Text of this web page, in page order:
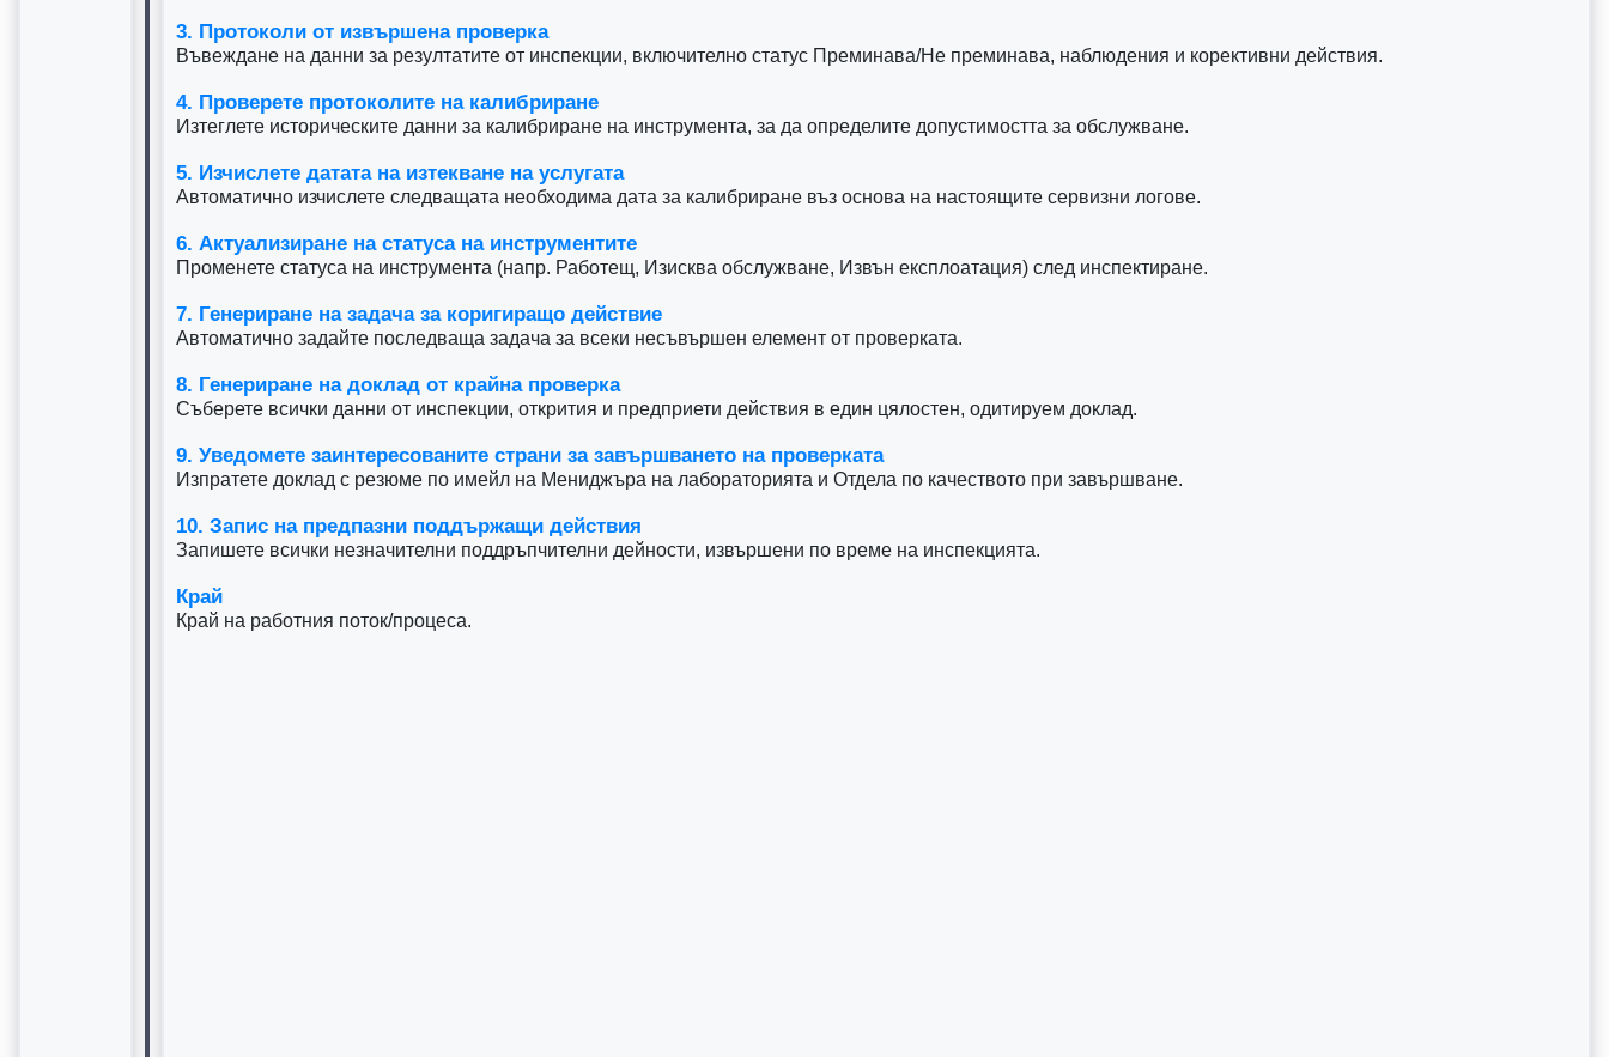
3. Протоколи от извършена проверка
Въвеждане на данни за резултатите от инспекции, включително статус Преминава/Не преминава, наблюдения и корективни действия.
4. Проверете протоколите на калибриране
Изтеглете историческите данни за калибриране на инструмента, за да определите допустимостта за обслужване.
5. Изчислете датата на изтекване на услугата
Автоматично изчислете следващата необходима дата за калибриране въз основа на настоящите сервизни логове.
6. Актуализиране на статуса на инструментите
Променете статуса на инструмента (напр. Работещ, Изисква обслужване, Извън експлоатация) след инспектиране.
7. Генериране на задача за коригиращо действие
Автоматично задайте последваща задача за всеки несъвършен елемент от проверката.
8. Генериране на доклад от крайна проверка
Съберете всички данни от инспекции, открития и предприети действия в един цялостен, одитируем доклад.
9. Уведомете заинтересованите страни за завършването на проверката
Изпратете доклад с резюме по имейл на Мениджъра на лабораторията и Отдела по качеството при завършване.
10. Запис на предпазни поддържащи действия
Запишете всички незначителни поддръпчителни дейности, извършени по време на инспекцията.
Край
Край на работния поток/процеса.